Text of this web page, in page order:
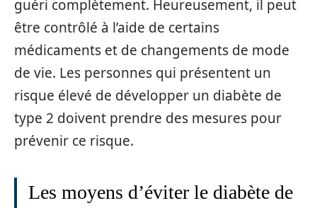
guéri complètement. Heureusement, il peut
être contrôlé à l’aide de certains
médicaments et de changements de mode
de vie. Les personnes qui présentent un
risque élevé de développer un diabète de
type 2 doivent prendre des mesures pour
prévenir ce risque.
Les moyens d’éviter le diabète de